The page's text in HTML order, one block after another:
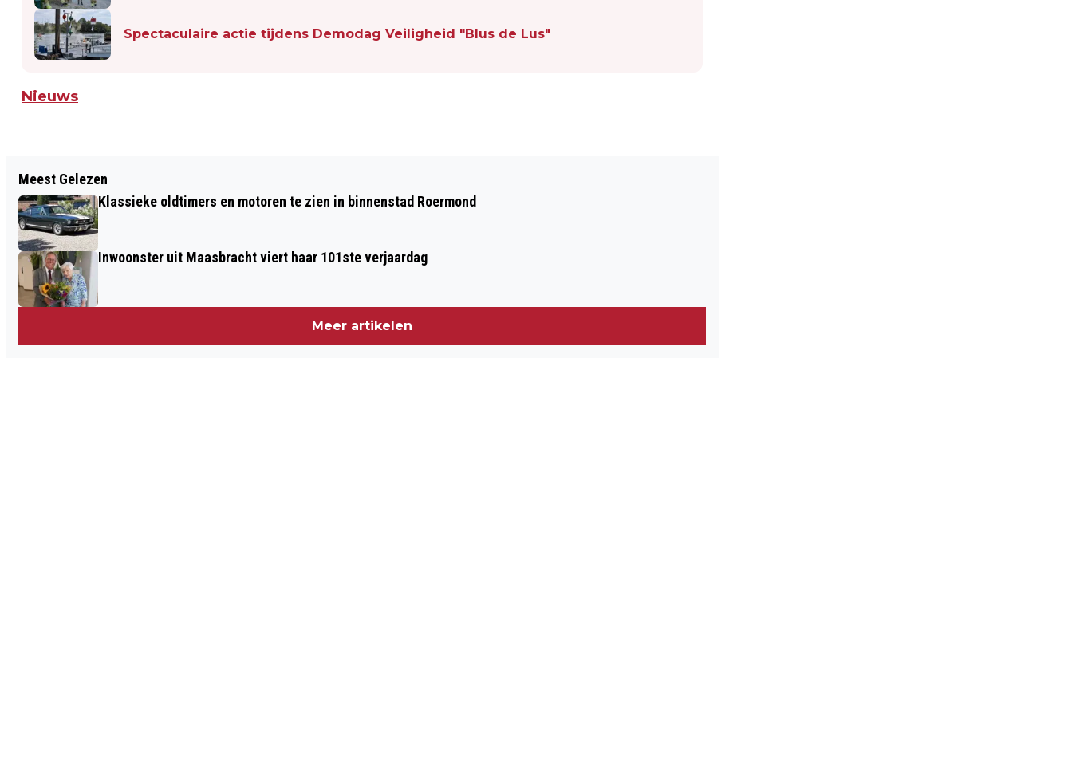
Spectaculaire actie tijdens Demodag Veiligheid "Blus de Lus"
Nieuws
FOTOZOEKTOCHT VOOR DE JEUGD: OP
ZOEK NAAR DE KABOUTER
VERANDEREN IN OPENLUCHT-
Meest Gelezen
Klassieke oldtimers en motoren te zien in binnenstad Roermond
Inwoonster uit Maasbracht viert haar 101ste verjaardag
Meer artikelen